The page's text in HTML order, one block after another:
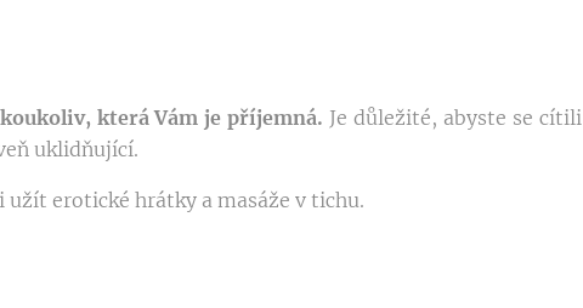
která Vám je příjemná. Je důležité, abyste se cítili
uklidňující.
erotické hrátky a masáže v tichu.